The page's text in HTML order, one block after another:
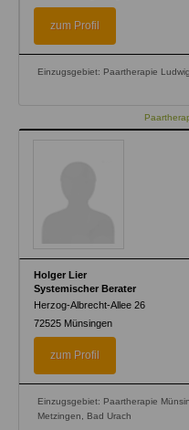
zum Profil
Einzugsgebiet: Paartherapie
Holger Lier
Systemischer Berater
Herzog-Albrecht-Allee 26
72525 Münsingen
zum Profil
Einzugsgebiet: Paartherapie
Metzingen, Bad Urach